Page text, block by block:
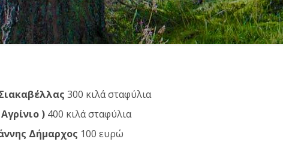
300 κιλά σταφύλια
) 400 κιλά σταφύλια
Δήμαρχος 100 ευρώ